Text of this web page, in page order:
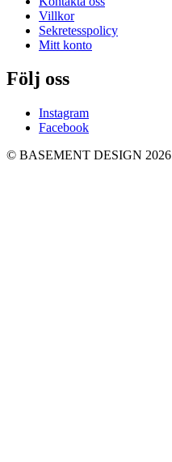
Villkor
Sekretesspolicy
Mitt konto
Följ oss
Instagram
Facebook
© BASEMENT DESIGN 2026